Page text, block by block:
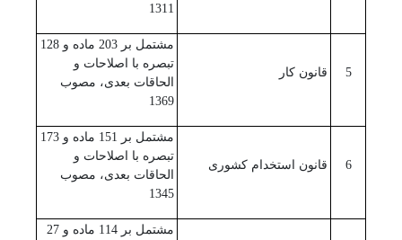
1311
5 قانون کار
مشتمل بر 203 ماده و 128
تبصره با اصلاحات و
الحاقات بعدی، مصوب
1369
6 قانون استخدام کشوری
مشتمل بر 151 ماده و 173
تبصره با اصلاحات و
الحاقات بعدی، مصوب
1345
مشتمل بر 114 ماده و 27